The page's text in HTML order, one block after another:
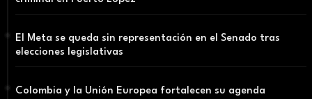
El Meta se queda sin representación en el Senado tras
elecciones legislativas
Colombia y la Unión Europea fortalecen su agenda